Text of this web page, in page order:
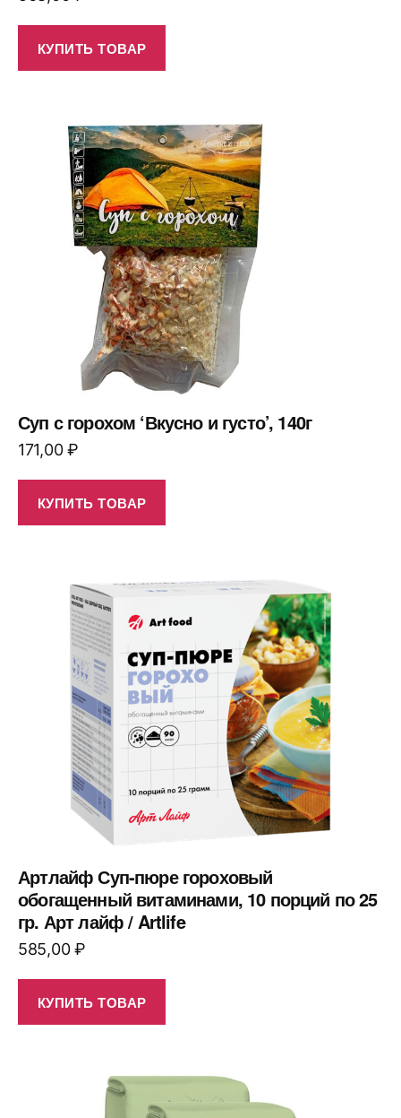
КУПИТЬ ТОВАР
Суп с горохом ‘Вкусно и густо’, 140г
171,00₽
КУПИТЬ ТОВАР
Артлайф Суп-пюре гороховый
обогащенный витаминами, 10 порций по 25
гр. Арт лайф / Artlife
585,00₽
КУПИТЬ ТОВАР